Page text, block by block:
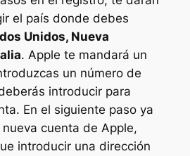
el país donde debes
Unidos, Nueva
. Apple te mandará un
un número de
introducir para
En el siguiente paso ya
cuenta de Apple,
introducir una dirección